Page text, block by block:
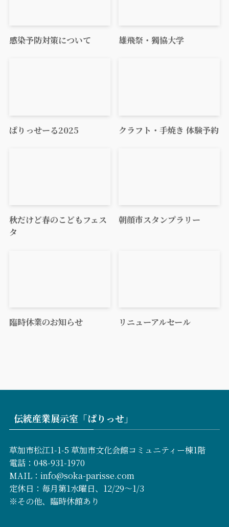
感染予防対策について 雄飛祭・獨協大学
ぱりっせーる2025 クラフト・手焼き 体験予約
秋だけど春のこどもフェス
タ
朝顔市スタンプラリー
臨時休業のお知らせ リニューアルセール
伝統産業展示室「ぱりっせ」
草加市松江1-1-5 草加市文化会館コミュニティー棟1階
電話：048-931-1970
MAIL：info@soka-parisse.com
定休日：毎月第1水曜日、12/29～1/3
※その他、臨時休館あり